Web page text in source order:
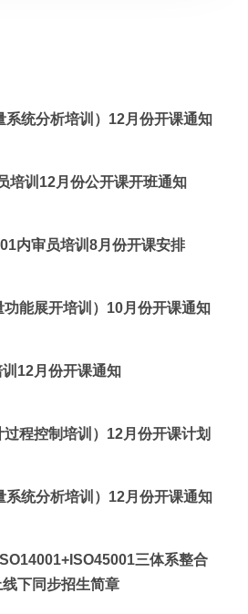
系统分析培训）12月份开课通知
培训12月份公开课开班通知
内审员培训8月份开课安排
能展开培训）10月份开课通知
12月份开课通知
程控制培训）12月份开课计划
系统分析培训）12月份开课通知
三体系整合
下同步招生简章